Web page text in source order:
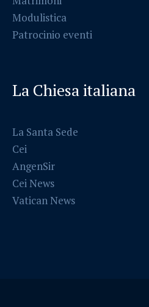
Modulistica
Patrocinio eventi
La Chiesa italiana
La Santa Sede
Cei
AngenSir
Cei News
Vatican News